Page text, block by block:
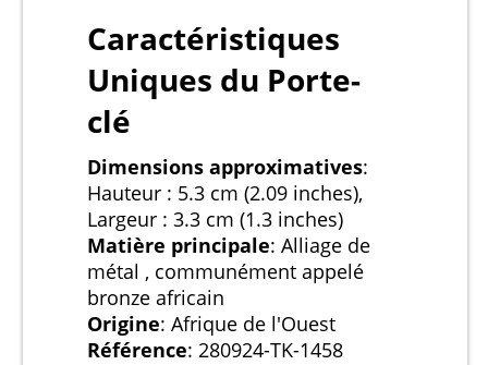
Caractéristiques
Uniques du Porte-
clé
Dimensions approximatives:
Hauteur : 5.3 cm (2.09 inches),
Largeur : 3.3 cm (1.3 inches)
Matière principale: Alliage de
métal , communément appelé
bronze africain
Origine: Afrique de l'Ouest
Référence: 280924-TK-1458